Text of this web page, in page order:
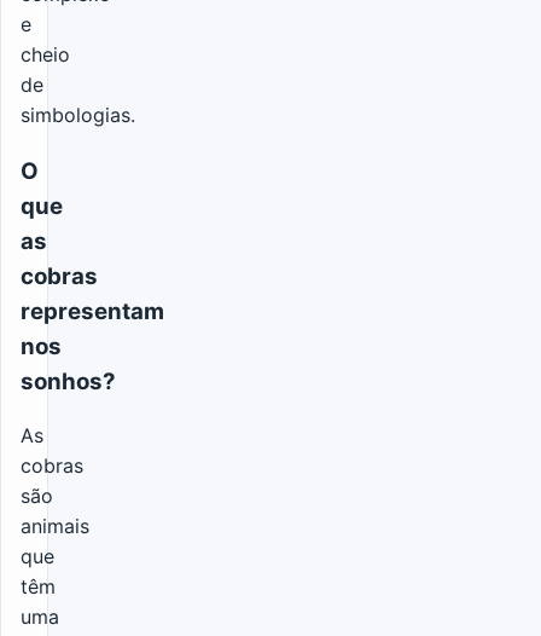
e
cheio
de
simbologias.
O
que
as
cobras
representam
nos
sonhos?
As
cobras
são
animais
que
têm
uma